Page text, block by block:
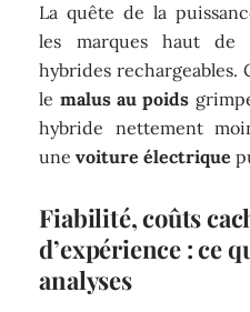
La quête de la
les marques haut de
hybrides rechargeables.
le malus au poids
hybride nettement
unevoiture électrique
Fiabilité, coûts
d’expérience : ce
analyses